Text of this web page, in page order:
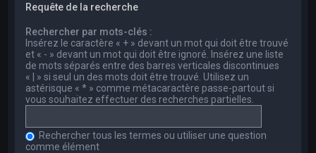
Requête de la recherche
Rechercher par mots-clés :
Insérez le caractère « + » devant un mot qui doit être trouvé
et « - » devant un mot qui doit être ignoré. Insérez une liste
de mots séparés entre des barres verticales discontinues
« | » si seul un des mots doit être trouvé. Utilisez un
astérisque « * » comme métacaractère passe-partout si
vous souhaitez effectuer des recherches partielles.
Rechercher tous les termes ou utiliser une question
comme élément